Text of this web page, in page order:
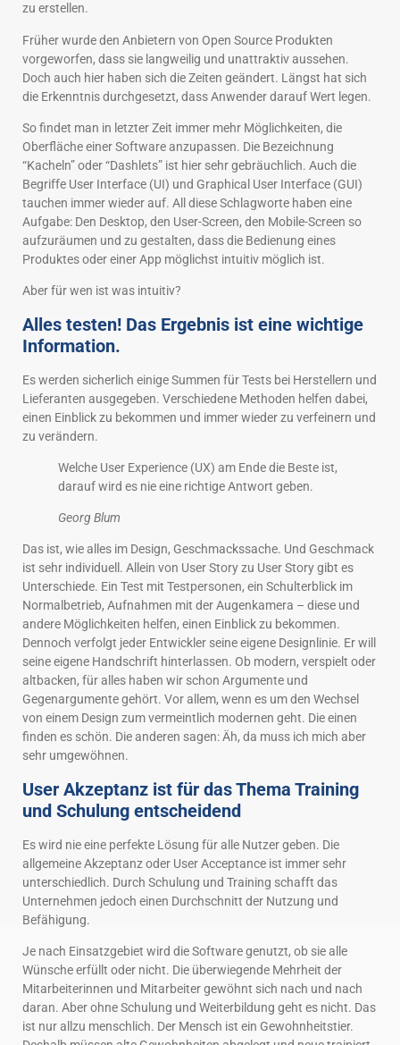
zu erstellen.
Früher wurde den Anbietern von Open Source Produkten
vorgeworfen, dass sie langweilig und unattraktiv aussehen.
Doch auch hier haben sich die Zeiten geändert. Längst hat sich
die Erkenntnis durchgesetzt, dass Anwender darauf Wert legen.
So findet man in letzter Zeit immer mehr Möglichkeiten, die
Oberfläche einer Software anzupassen. Die Bezeichnung
“Kacheln” oder “Dashlets” ist hier sehr gebräuchlich. Auch die
Begriffe User Interface (UI) und Graphical User Interface (GUI)
tauchen immer wieder auf. All diese Schlagworte haben eine
Aufgabe: Den Desktop, den User-Screen, den Mobile-Screen so
aufzuräumen und zu gestalten, dass die Bedienung eines
Produktes oder einer App möglichst intuitiv möglich ist.
Aber für wen ist was intuitiv?
Alles testen! Das Ergebnis ist eine wichtige
Information.
Es werden sicherlich einige Summen für Tests bei Herstellern und
Lieferanten ausgegeben. Verschiedene Methoden helfen dabei,
einen Einblick zu bekommen und immer wieder zu verfeinern und
zu verändern.
Welche User Experience (UX) am Ende die Beste ist,
darauf wird es nie eine richtige Antwort geben.
Georg Blum
Das ist, wie alles im Design, Geschmackssache. Und Geschmack
ist sehr individuell. Allein von User Story zu User Story gibt es
Unterschiede. Ein Test mit Testpersonen, ein Schulterblick im
Normalbetrieb, Aufnahmen mit der Augenkamera – diese und
andere Möglichkeiten helfen, einen Einblick zu bekommen.
Dennoch verfolgt jeder Entwickler seine eigene Designlinie. Er will
seine eigene Handschrift hinterlassen. Ob modern, verspielt oder
altbacken, für alles haben wir schon Argumente und
Gegenargumente gehört. Vor allem, wenn es um den Wechsel
von einem Design zum vermeintlich modernen geht. Die einen
finden es schön. Die anderen sagen: Äh, da muss ich mich aber
sehr umgewöhnen.
User Akzeptanz ist für das Thema Training
und Schulung entscheidend
Es wird nie eine perfekte Lösung für alle Nutzer geben. Die
allgemeine Akzeptanz oder User Acceptance ist immer sehr
unterschiedlich. Durch Schulung und Training schafft das
Unternehmen jedoch einen Durchschnitt der Nutzung und
Befähigung.
Je nach Einsatzgebiet wird die Software genutzt, ob sie alle
Wünsche erfüllt oder nicht. Die überwiegende Mehrheit der
Mitarbeiterinnen und Mitarbeiter gewöhnt sich nach und nach
daran. Aber ohne Schulung und Weiterbildung geht es nicht. Das
ist nur allzu menschlich. Der Mensch ist ein Gewohnheitstier.